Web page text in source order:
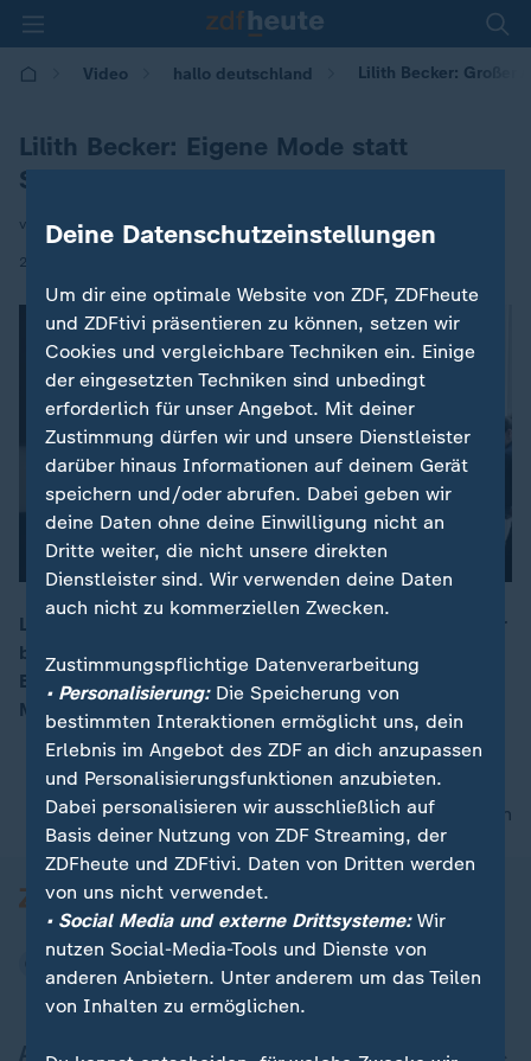
Video hallo deutschland Lilith Becker: Großer
Lilith Becker: Eigene Mode statt
Schauspiel
von Florian Hümmer
27.05.2026 | 17:10
00:16
Lilith Becker bricht aus den bekannten Strukturen ihrer
berühmten Familie aus. Die 25 Jahre alte Tochter von
Ben Becker präsentiert in Berlin stolz ihre erste eigene
Mode-Kollektion.
nach oben
Aktuell bei ZDFheute
Deine Datenschutzeinstellungen
Um dir eine optimale Website von ZDF, ZDFheute
und ZDFtivi präsentieren zu können, setzen wir
Cookies und vergleichbare Techniken ein. Einige
der eingesetzten Techniken sind unbedingt
erforderlich für unser Angebot. Mit deiner
Zustimmung dürfen wir und unsere Dienstleister
darüber hinaus Informationen auf deinem Gerät
speichern und/oder abrufen. Dabei geben wir
deine Daten ohne deine Einwilligung nicht an
Dritte weiter, die nicht unsere direkten
Dienstleister sind. Wir verwenden deine Daten
auch nicht zu kommerziellen Zwecken.
Zustimmungspflichtige Datenverarbeitung
• Personalisierung:Die Speicherung von
bestimmten Interaktionen ermöglicht uns, dein
Erlebnis im Angebot des ZDF an dich anzupassen
und Personalisierungsfunktionen anzubieten.
Dabei personalisieren wir ausschließlich auf
Basis deiner Nutzung von ZDF Streaming, der
ZDFheute und ZDFtivi. Daten von Dritten werden
von uns nicht verwendet.
• Social Media und externe Drittsysteme:Wir
nutzen Social-Media-Tools und Dienste von
anderen Anbietern. Unter anderem um das Teilen
von Inhalten zu ermöglichen.